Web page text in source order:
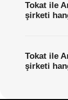
Tokat ile
şirketi
Tokat ile
şirketi